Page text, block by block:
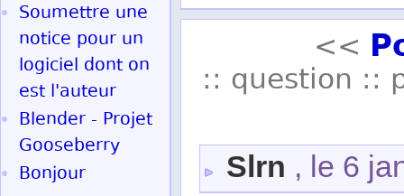
<<
:: question ::
Slrn , le 6
Soumettre une
notice pour un
logiciel dont on
est l'auteur
Blender - Projet
Gooseberry
Bonjour